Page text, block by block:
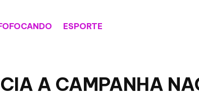
ESPORTE
A CAMPANHA